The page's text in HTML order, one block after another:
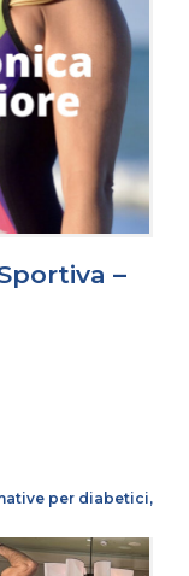
–
per diabetici,